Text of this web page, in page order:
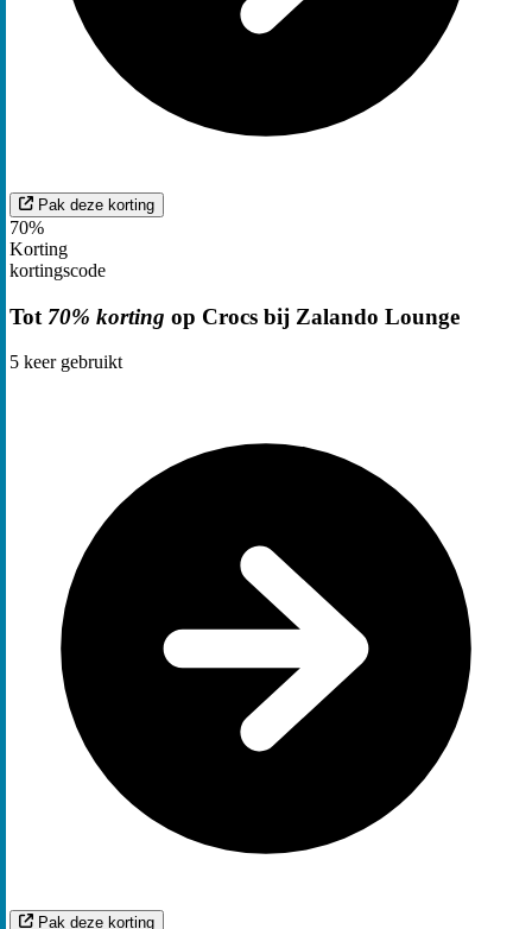
Pak deze korting
70%
Korting
kortingscode
Tot 70% korting op Crocs bij Zalando Lounge
5 keer gebruikt
Pak deze korting